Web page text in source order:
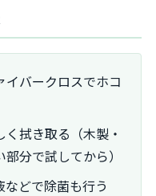
バークロスでホコ
拭き取る（木製・
分で試してから）
などで除菌も行う